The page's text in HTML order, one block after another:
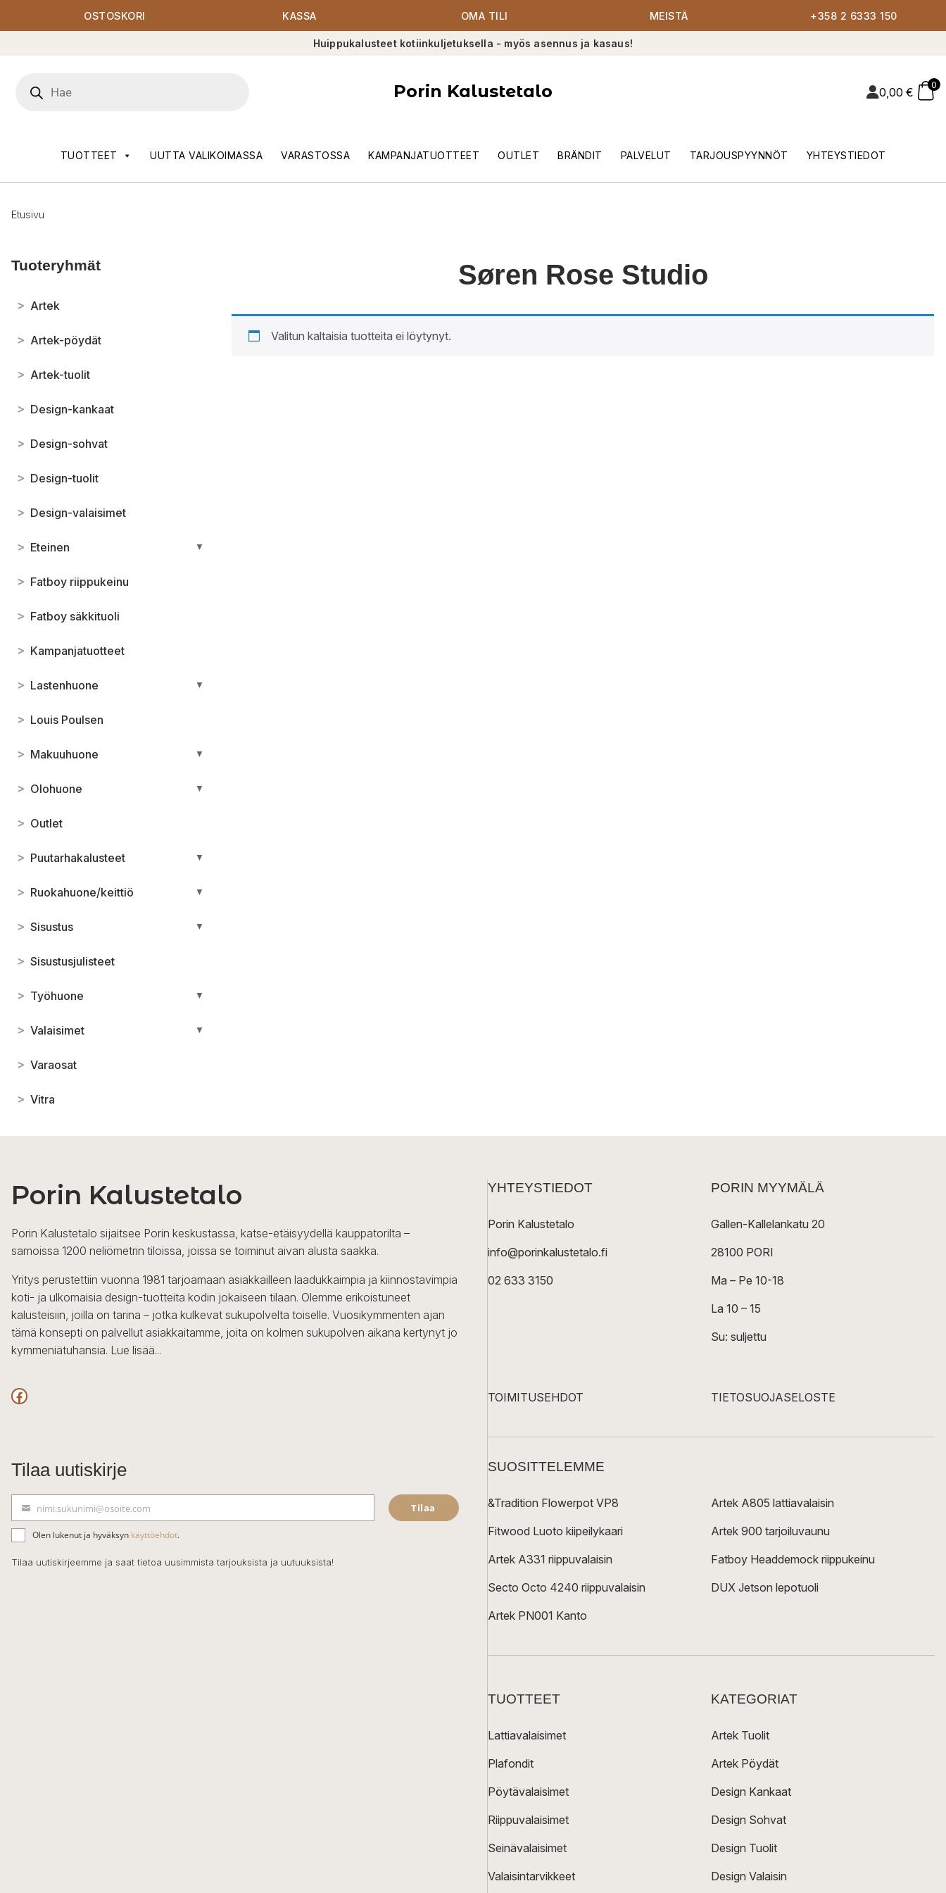
OSTOSKORI KASSA OMA TILI MEISTÄ +358 2 6333 150
Huippukalusteet kotiinkuljetuksella - myös asennus ja kasaus!
search
Porin Kalustetalo 0,00 €
0
TUOTTEET UUTTA VALIKOIMASSA VARASTOSSA KAMPANJATUOTTEET OUTLET BRÄNDIT PALVELUT TARJOUSPYYNNÖT YHTEYSTIEDOT
Etusivu
Tuoteryhmät
> Artek
> Artek-pöydät
> Artek-tuolit
> Design-kankaat
> Design-sohvat
> Design-tuolit
> Design-valaisimet
> Eteinen ▼
> Fatboy riippukeinu
> Fatboy säkkituoli
> Kampanjatuotteet
> Lastenhuone ▼
> Louis Poulsen
> Makuuhuone ▼
> Olohuone ▼
> Outlet
> Puutarhakalusteet ▼
> Ruokahuone/keittiö ▼
> Sisustus ▼
> Sisustusjulisteet
> Työhuone ▼
> Valaisimet ▼
> Varaosat
> Vitra
Søren Rose Studio
Valitun kaltaisia tuotteita ei löytynyt.
Porin Kalustetalo
Porin Kalustetalo sijaitsee Porin keskustassa, katse-etäisyydellä kauppatorilta –
samoissa 1200 neliömetrin tiloissa, joissa se toiminut aivan alusta saakka.
Yritys perustettiin vuonna 1981 tarjoamaan asiakkailleen laadukkaimpia ja kiinnostavimpia
koti- ja ulkomaisia design-tuotteita kodin jokaiseen tilaan. Olemme erikoistuneet
kalusteisiin, joilla on tarina – jotka kulkevat sukupolvelta toiselle. Vuosikymmenten ajan
tämä konsepti on palvellut asiakkaitamme, joita on kolmen sukupolven aikana kertynyt jo
kymmeniätuhansia. Lue lisää...
Facebook
Tilaa uutiskirje
ä
h
k
nimi.sukunimi@osoite.com Tilaa
Olen lukenut ja hyväksyn käyttöehdot.
Tilaa uutiskirjeemme ja saat tietoa uusimmista tarjouksista ja uutuuksista!
YHTEYSTIEDOT
Porin Kalustetalo
info@porinkalustetalo.fi
02 633 3150
PORIN MYYMÄLÄ
Gallen-Kallelankatu 20
28100 PORI
Ma – Pe 10-18
La 10 – 15
Su: suljettu
TOIMITUSEHDOT TIETOSUOJASELOSTE
SUOSITTELEMME
&Tradition Flowerpot VP8
Fitwood Luoto kiipeilykaari
Artek A331 riippuvalaisin
Secto Octo 4240 riippuvalaisin
Artek PN001 Kanto
Artek A805 lattiavalaisin
Artek 900 tarjoiluvaunu
Fatboy Headdemock riippukeinu
DUX Jetson lepotuoli
TUOTTEET
Lattiavalaisimet
Plafondit
Pöytävalaisimet
Riippuvalaisimet
Seinävalaisimet
Valaisintarvikkeet
KATEGORIAT
Artek Tuolit
Artek Pöydät
Design Kankaat
Design Sohvat
Design Tuolit
Design Valaisin